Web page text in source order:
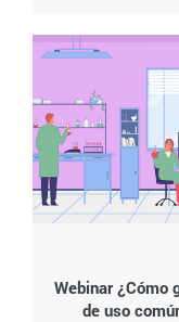
Webinar ¿Cómo
de uso